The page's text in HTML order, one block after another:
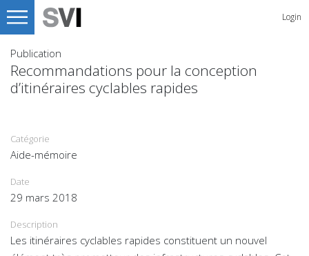
Login
Publication
Recommandations pour la conception
d’itinéraires cyclables rapides
Catégorie
Aide-mémoire
Date
29 mars 2018
Description
Les itinéraires cyclables rapides constituent un nouvel